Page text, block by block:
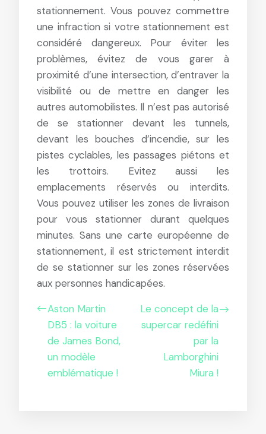
stationnement. Vous pouvez commettre
une infraction si votre stationnement est
considéré dangereux. Pour éviter les
problèmes, évitez de vous garer à
proximité d’une intersection, d’entraver la
visibilité ou de mettre en danger les
autres automobilistes. Il n’est pas autorisé
de se stationner devant les tunnels,
devant les bouches d’incendie, sur les
pistes cyclables, les passages piétons et
les trottoirs. Evitez aussi les
emplacements réservés ou interdits.
Vous pouvez utiliser les zones de livraison
pour vous stationner durant quelques
minutes. Sans une carte européenne de
stationnement, il est strictement interdit
de se stationner sur les zones réservées
aux personnes handicapées.
Aston Martin
DB5 : la voiture
de James Bond,
un modèle
emblématique !
Le concept de la
supercar redéfini
par la
Lamborghini
Miura !